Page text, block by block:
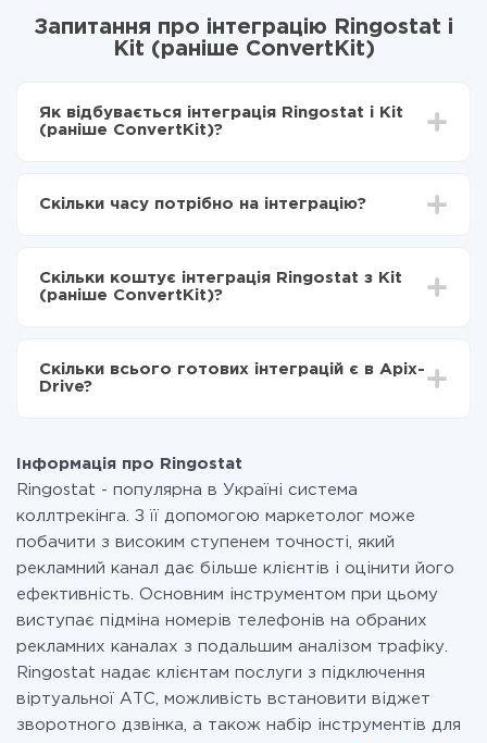
Запитання про інтеграцію Ringostat і
Kit (раніше ConvertKit)
Як відбувається інтеграція Ringostat і Kit
(раніше ConvertKit)?
Вибираєте які дані передавати з Ringostat в Kit
Тепер дані будуть автоматично передаватися з
Ringostat в Kit (раніше ConvertKit)
Скільки часу потрібно на інтеграцію?
становити від 5-ти до 30-хвилин. У середньому
налаштування займає 10-15 хвилин.
Скільки коштує інтеграція Ringostat з Kit
(раніше ConvertKit)?
Ви оплачуєте лише кількість даних, які за фактом
передаються з однієї вашої системи в іншу через
при необхідності. Детальніше про
Скільки всього готових інтеграцій є в Apix-
Drive?
Інформація про Ringostat
Ringostat - популярна в Україні система
коллтрекінга. З її допомогою маркетолог може
побачити з високим ступенем точності, який
рекламний канал дає більше клієнтів і оцінити його
ефективність. Основним інструментом при цьому
виступає підміна номерів телефонів на обраних
рекламних каналах з подальшим аналізом трафіку.
Ringostat надає клієнтам послуги з підключення
віртуальної АТС, можливість встановити віджет
зворотного дзвінка, а також набір інструментів для